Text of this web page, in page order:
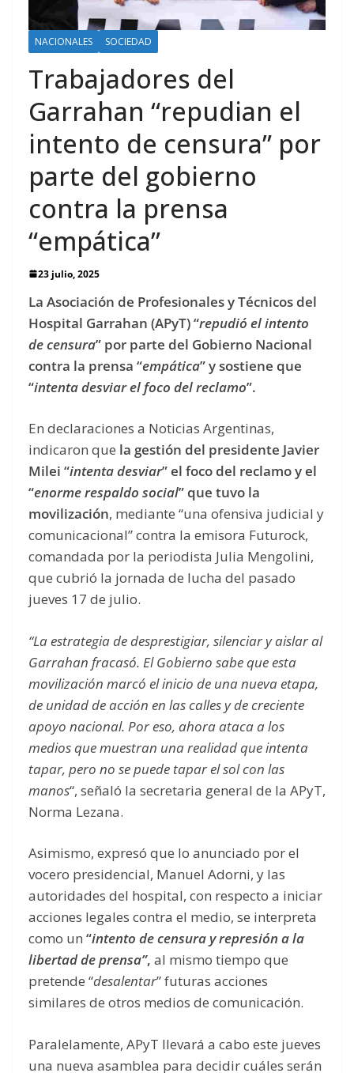
NACIONALES SOCIEDAD
Trabajadores del
Garrahan “repudian el
intento de censura” por
parte del gobierno
contra la prensa
“empática”
23 julio, 2025
La Asociación de Profesionales y Técnicos del
Hospital Garrahan (APyT) “repudió el intento
de censura” por parte del Gobierno Nacional
contra la prensa “empática” y sostiene que
“intenta desviar el foco del reclamo”.
En declaraciones a Noticias Argentinas,
indicaron que la gestión del presidente Javier
Milei “intenta desviar” el foco del reclamo y el
“enorme respaldo social” que tuvo la
movilización, mediante “una ofensiva judicial y
comunicacional” contra la emisora Futurock,
comandada por la periodista Julia Mengolini,
que cubrió la jornada de lucha del pasado
jueves 17 de julio.
“La estrategia de desprestigiar, silenciar y aislar al
Garrahan fracasó. El Gobierno sabe que esta
movilización marcó el inicio de una nueva etapa,
de unidad de acción en las calles y de creciente
apoyo nacional. Por eso, ahora ataca a los
medios que muestran una realidad que intenta
tapar, pero no se puede tapar el sol con las
manos“, señaló la secretaria general de la APyT,
Norma Lezana.
Asimismo, expresó que lo anunciado por el
vocero presidencial, Manuel Adorni, y las
autoridades del hospital, con respecto a iniciar
acciones legales contra el medio, se interpreta
como un “intento de censura y represión a la
libertad de prensa”, al mismo tiempo que
pretende “desalentar” futuras acciones
similares de otros medios de comunicación.
Paralelamente, APyT llevará a cabo este jueves
una nueva asamblea para decidir cuáles serán